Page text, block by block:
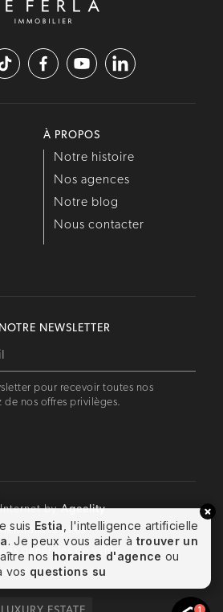
À PROPOS
Notre histoire
Nos agences
Notre blog
Nous contacter
NEWSLETTER
pour recevoir toutes nos
nos offres privilèges.
by Ageelity
légales
générales de vente
des cookies
1
suis Estia
, l'intelligence artificielle
. Je peux vous aider à trouver un
nos horaires d'agence ou
vos questions sur l'immobilier